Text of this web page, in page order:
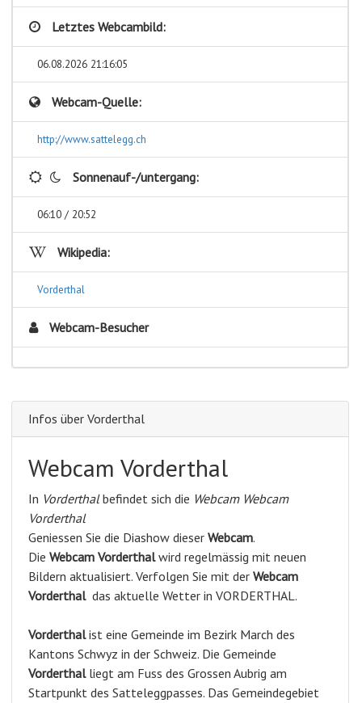
Letztes Webcambild:
06.08.2026 21:16:05
Webcam-Quelle:
http://www.sattelegg.ch
Sonnenauf-/untergang:
06:10 / 20:52
Wikipedia:
Vorderthal
Webcam-Besucher
Infos über Vorderthal
Webcam Vorderthal
In Vorderthalbefindet sich die Webcam Webcam
Vorderthal
Geniessen Sie die Diashow dieser Webcam.
Die Webcam Vorderthalwird regelmässig mit neuen
Bildern aktualisiert. Verfolgen Sie mit der Webcam
Vorderthal das aktuelle Wetter in VORDERTHAL.
Vorderthalist eine Gemeinde im Bezirk March des
Kantons Schwyz in der Schweiz. Die Gemeinde
Vorderthalliegt am Fuss des Grossen Aubrig am
Startpunkt des Satteleggpasses. Das Gemeindegebiet